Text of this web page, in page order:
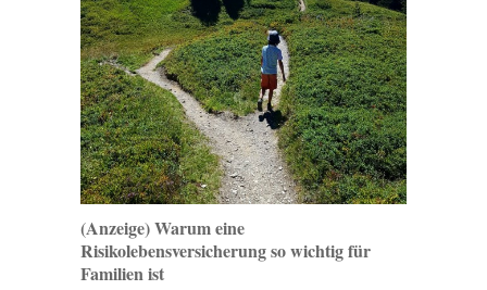
(Anzeige) Warum eine
Risikolebensversicherung so wichtig für
Familien ist